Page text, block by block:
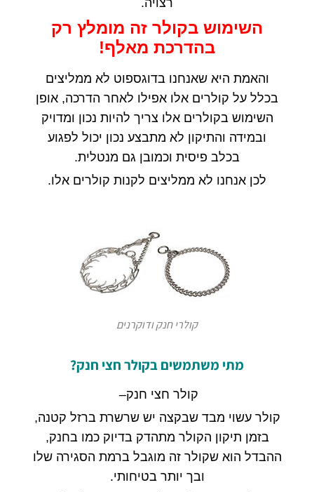
רצויה.
השימוש בקולר זה מומלץ רק
בהדרכת מאלף!
והאמת היא שאנחנו בדוגספוט לא ממליצים
בכלל על קולרים אלו אפילו לאחר הדרכה, אופן
השימוש בקולרים אלו צריך להיות נכון ומדויק
ובמידה והתיקון לא מתבצע נכון יכול לפגוע
בכלב פיסית וכמובן גם מנטלית.
לכן אנחנו לא ממליצים לקנות קולרים אלו.
קולרי חנק ודוקרנים
מתי משתמשים בקולר חצי חנק?
קולר חצי חנק–
קולר עשוי מבד שבקצה יש שרשרת ברזל קטנה,
בזמן תיקון הקולר מתהדק בדיוק כמו בחנק,
ההבדל הוא שקולר זה מוגבל ברמת הסגירה שלו
ובך יותר בטיחותי.